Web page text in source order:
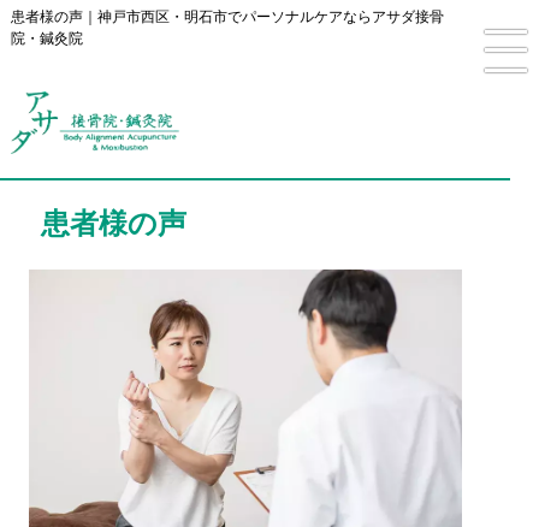
患者様の声｜神戸市西区・明石市でパーソナルケアならアサダ接骨
院・鍼灸院
患者様の声